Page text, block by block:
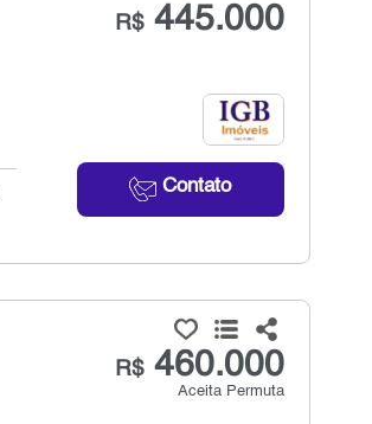
R$445.000
Contato
R$460.000
Aceita Permuta